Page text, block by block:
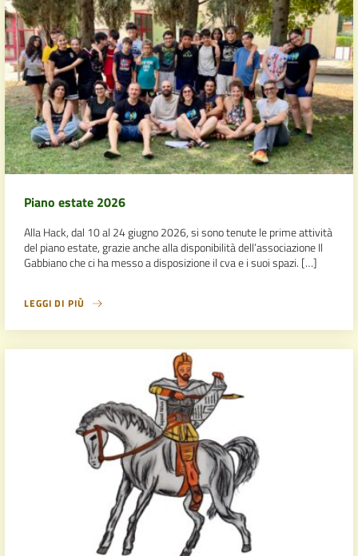
Piano estate 2026
Alla Hack, dal 10 al 24 giugno 2026, si sono tenute le prime attività
del piano estate, grazie anche alla disponibilità dell’associazione Il
Gabbiano che ci ha messo a disposizione il cva e i suoi spazi. […]
LEGGI DI PIÙ